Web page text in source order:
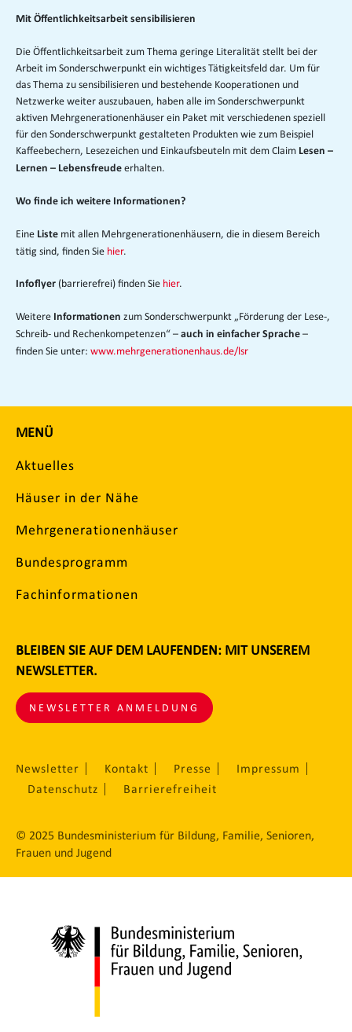
Mit Öffentlichkeitsarbeit sensibilisieren
Die Öffentlichkeitsarbeit zum Thema geringe Literalität stellt bei der
Arbeit im Sonderschwerpunkt ein wichtiges Tätigkeitsfeld dar. Um für
das Thema zu sensibilisieren und bestehende Kooperationen und
Netzwerke weiter auszubauen, haben alle im Sonderschwerpunkt
aktiven Mehrgenerationenhäuser ein Paket mit verschiedenen speziell
für den Sonderschwerpunkt gestalteten Produkten wie zum Beispiel
Kaffeebechern, Lesezeichen und Einkaufsbeuteln mit dem Claim Lesen –
Lernen – Lebensfreude erhalten.
Wo finde ich weitere Informationen?
Eine Liste mit allen Mehrgenerationenhäusern, die in diesem Bereich
tätig sind, finden Sie hier.
Infoflyer (barrierefrei) finden Sie hier.
Weitere Informationen zum Sonderschwerpunkt „Förderung der Lese-,
Schreib- und Rechenkompetenzen“ – auch in einfacher Sprache –
finden Sie unter: www.mehrgenerationenhaus.de/lsr
MENÜ
Aktuelles
Häuser in der Nähe
Mehrgenerationenhäuser
Bundesprogramm
Fachinformationen
BLEIBEN SIE AUF DEM LAUFENDEN: MIT UNSEREM
NEWSLETTER.
NEWSLETTER ANMELDUNG
Newsletter Kontakt Presse
Impressum
Datenschutz
Barrierefreiheit
© 2025 Bundesministerium für Bildung, Familie, Senioren,
Frauen und Jugend